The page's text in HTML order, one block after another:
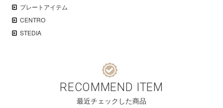
プレートアイテム
CENTRO
STEDIA
RECOMMEND ITEM
最近チェックした商品